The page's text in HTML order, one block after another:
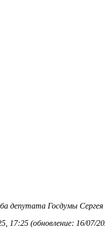
депутата Госдумы Сергея
17:25 (обновление: 16/07/